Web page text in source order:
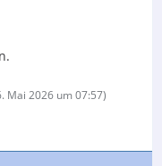
Mai 2026 um 07:57)